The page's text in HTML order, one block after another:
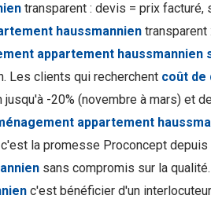
transparent : devis = prix facturé,
haussmannien transparent
appartement haussmannien
Les clients qui recherchent coût de
-20% (novembre à mars) et
appartement
la promesse Proconcept
sans compromis sur la
c'est bénéficier d'un